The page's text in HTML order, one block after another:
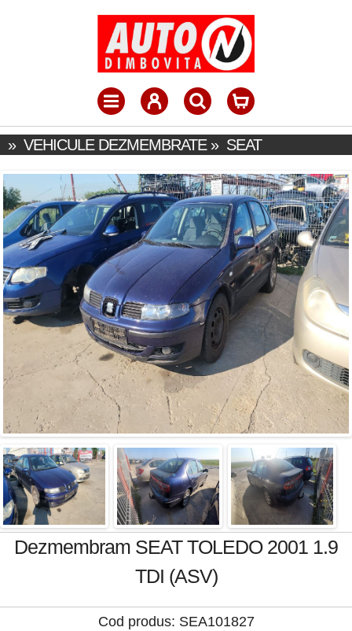
» VEHICULE DEZMEMBRATE» SEAT
Dezmembram SEAT TOLEDO 2001 1.9
TDI (ASV)
Cod produs: SEA101827